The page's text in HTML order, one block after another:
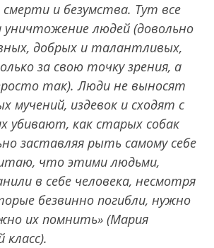
и безумства. Тут все
уничтожение людей (довольно
добрых и талантливых,
за свою точку зрения, а
так). Люди не выносят
мучений, издевок и сходят с
убивают, как старых собак
заставляя рыть самому себе
что этими людьми,
в себе человека, несмотря
безвинно погибли, нужно
их помнить» (Мария